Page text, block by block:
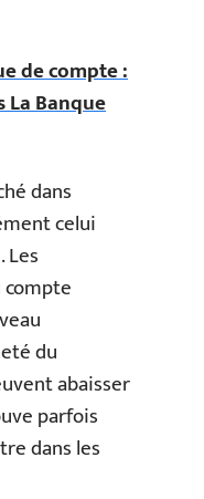
de compte :
Banque
dans
celui
Les
du
abaisser
parfois
dans les